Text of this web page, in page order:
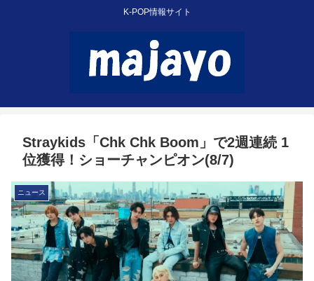
K-POP情報サイト
Straykids「Chk Chk Boom」で2週連続 1
位獲得！ショーチャンピオン(8/7)
ニュース